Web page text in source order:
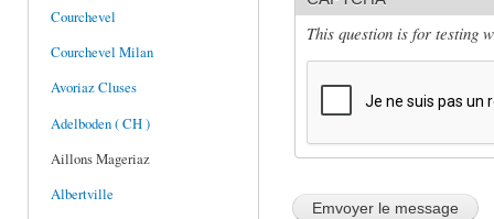
Courchevel
Courchevel Milan
Avoriaz Cluses
Adelboden ( CH )
Aillons Mageriaz
Albertville
This question is for testing